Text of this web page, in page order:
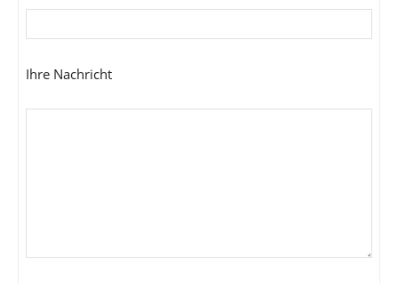
Ihre Nachricht